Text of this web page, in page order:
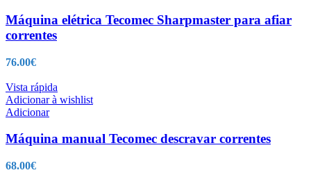
Máquina elétrica Tecomec Sharpmaster para afiar
correntes
76.00€
Vista rápida
Adicionar à wishlist
Adicionar
Máquina manual Tecomec descravar correntes
68.00€